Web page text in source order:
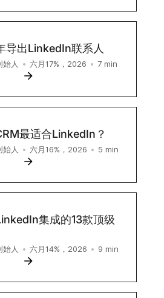
导出LinkedIn联系人
始人 • 六月17%，2026 • 7 min
最适合LinkedIn？
始人 • 六月16%，2026 • 5 min
集成的13款顶级
始人 • 六月14%，2026 • 9 min